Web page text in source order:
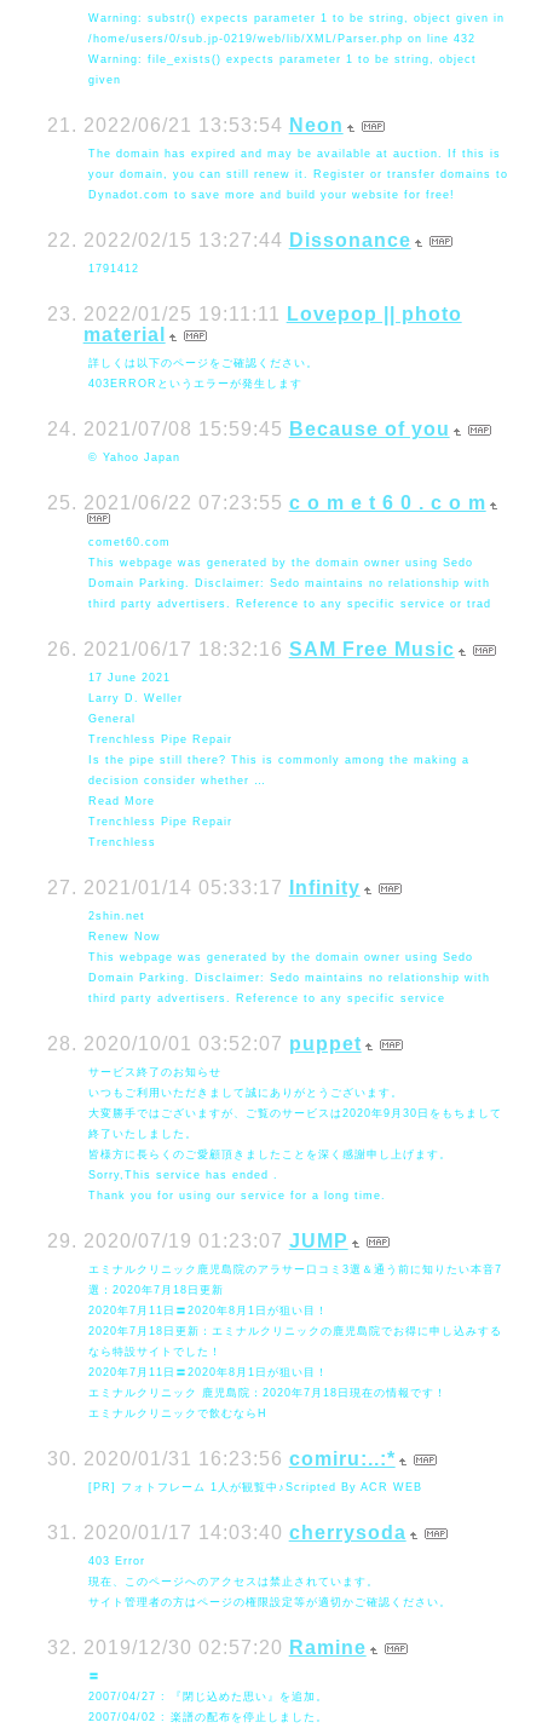
Warning: substr() expects parameter 1 to be string, object given in
/home/users/0/sub.jp-0219/web/lib/XML/Parser.php on line 432
Warning: file_exists() expects parameter 1 to be string, object
given
2022/06/21 13:53:54 Neon
The domain has expired and may be available at auction. If this is
your domain, you can still renew it. Register or transfer domains to
Dynadot.com to save more and build your website for free!
2022/02/15 13:27:44 Dissonance
1791412
2022/01/25 19:11:11
Lovepop || photo
material
詳しくは以下のページをご確認ください。
403ERRORというエラーが発生します
2021/07/08 15:59:45 Because of you
© Yahoo Japan
2021/06/22 07:23:55 c o m e t 6 0 . c o m
comet60.com
This webpage was generated by the domain owner using Sedo
Domain Parking. Disclaimer: Sedo maintains no relationship with
third party advertisers. Reference to any specific service or trad
2021/06/17 18:32:16 SAM Free Music
17 June 2021
Larry D. Weller
General
Trenchless Pipe Repair
Is the pipe still there? This is commonly among the making a
decision consider whether …
Read More
Trenchless Pipe Repair
Trenchless
2021/01/14 05:33:17 Infinity
2shin.net
Renew Now
This webpage was generated by the domain owner using Sedo
Domain Parking. Disclaimer: Sedo maintains no relationship with
third party advertisers. Reference to any specific service
2020/10/01 03:52:07 puppet
サービス終了のお知らせ
いつもご利用いただきまして誠にありがとうございます。
大変勝手ではございますが、ご覧のサービスは2020年9月30日をもちまして
終了いたしました。
皆様方に長らくのご愛顧頂きましたことを深く感謝申し上げます。
Sorry,This service has ended .
Thank you for using our service for a long time.
2020/07/19 01:23:07 JUMP
エミナルクリニック鹿児島院のアラサー口コミ3選＆通う前に知りたい本音7
選：2020年7月18日更新
2020年7月11日〓2020年8月1日が狙い目！
2020年7月18日更新：エミナルクリニックの鹿児島院でお得に申し込みする
なら特設サイトでした！
2020年7月11日〓2020年8月1日が狙い目！
エミナルクリニック 鹿児島院：2020年7月18日現在の情報です！
エミナルクリニックで飲むならH
2020/01/31 16:23:56 comiru:..:*
[PR] フォトフレーム 1人が観覧中♪Scripted By ACR WEB
2020/01/17 14:03:40 cherrysoda
403 Error
現在、このページへのアクセスは禁止されています。
サイト管理者の方はページの権限設定等が適切かご確認ください。
2019/12/30 02:57:20 Ramine
〓
2007/04/27 : 『閉じ込めた思い』を追加。
2007/04/02 : 楽譜の配布を停止しました。